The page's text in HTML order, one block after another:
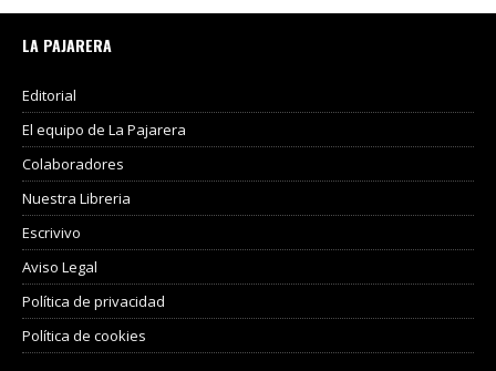
LA PAJARERA
Editorial
El equipo de La Pajarera
Colaboradores
Nuestra Libreria
Escrivivo
Aviso Legal
Política de privacidad
Política de cookies